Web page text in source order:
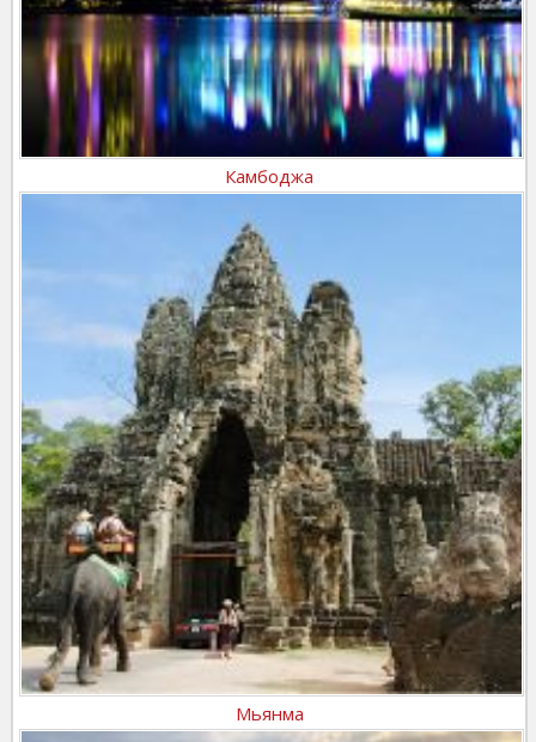
Камбоджа
Мьянма